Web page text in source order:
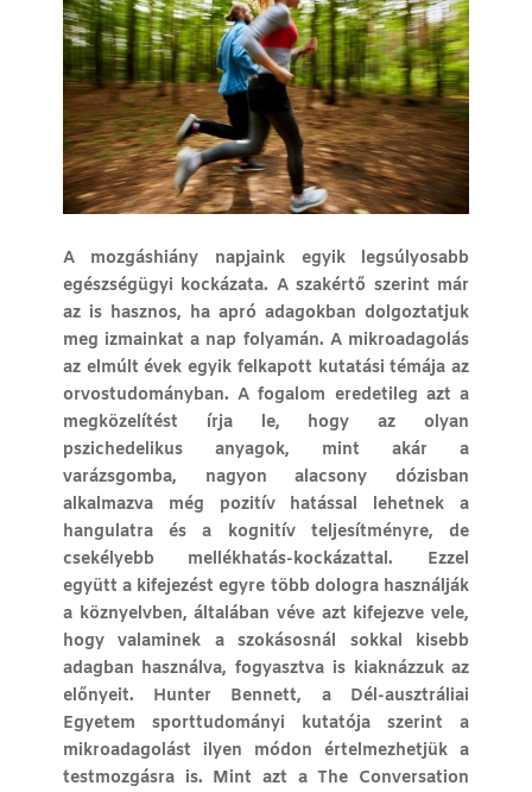
A mozgáshiány napjaink egyik legsúlyosabb
egészségügyi kockázata. A szakértő szerint már
az is hasznos, ha apró adagokban dolgoztatjuk
meg izmainkat a nap folyamán. A mikroadagolás
az elmúlt évek egyik felkapott kutatási témája az
orvostudományban. A fogalom eredetileg azt a
megközelítést írja le, hogy az olyan
pszichedelikus anyagok, mint akár a
varázsgomba, nagyon alacsony dózisban
alkalmazva még pozitív hatással lehetnek a
hangulatra és a kognitív teljesítményre, de
csekélyebb mellékhatás-kockázattal. Ezzel
együtt a kifejezést egyre több dologra használják
a köznyelvben, általában véve azt kifejezve vele,
hogy valaminek a szokásosnál sokkal kisebb
adagban használva, fogyasztva is kiaknázzuk az
előnyeit. Hunter Bennett, a Dél-ausztráliai
Egyetem sporttudományi kutatója szerint a
mikroadagolást ilyen módon értelmezhetjük a
testmozgásra is. Mint azt a The Conversation